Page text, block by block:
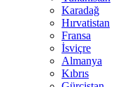
Karadağ
Hırvatistan
Fransa
İsviçre
Almanya
Kıbrıs